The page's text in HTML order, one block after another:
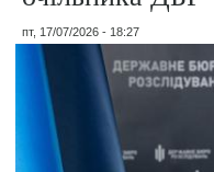
пт, 17/07/2026 - 18:27